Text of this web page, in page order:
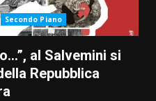
Secondo Piano
al Salvemini si
Repubblica